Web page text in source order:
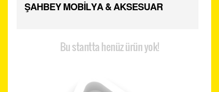
ŞAHBEY MOBİLYA & AKSESUAR
Bu stantta henüz ürün yok!